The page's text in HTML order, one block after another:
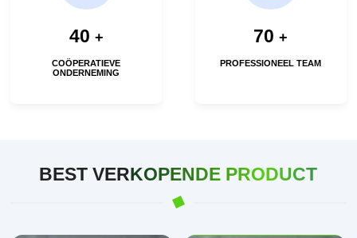
40 +
COÖPERATIEVE
ONDERNEMING
70 +
PROFESSIONEEL TEAM
BEST VERKOPENDE PRODUCT